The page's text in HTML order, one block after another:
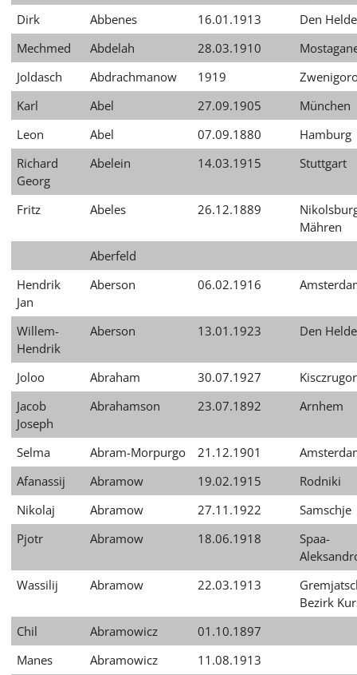
עברית
العربية
日
本
語
Dirk
Abbenes 16.01.1913
Den
Mechmed
Abdelah 28.03.1910
Joldasch
Abdrachmanow 1919
Karl
Abel 27.09.1905
München
Leon
Abel 07.09.1880
Hamburg
Richard
Georg
Abelein 14.03.1915 Stuttgart
Fritz Abeles 26.12.1889
Mähren
Aberfeld
Hendrik
Jan
Aberson 06.02.1916
Willem-
Hendrik
Aberson 13.01.1923 Den
Joloo Abraham 30.07.1927
Jacob
Joseph
Abrahamson 23.07.1892 Arnhem
Selma Abram-Morpurgo 21.12.1901
Afanassij
Abramow 19.02.1915
Rodniki
Nikolaj
Abramow 27.11.1922
Samschje
Pjotr
Abramow 18.06.1918
Spaa-
Wassilij
Abramow 22.03.1913
Bezirk
Chil
Abramowicz
01.10.1897
Manes
Abramowicz
11.08.1913